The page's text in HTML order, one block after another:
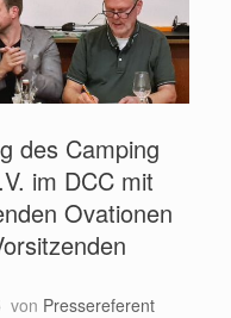
des Camping
im DCC mit
Ovationen
von Pressereferent